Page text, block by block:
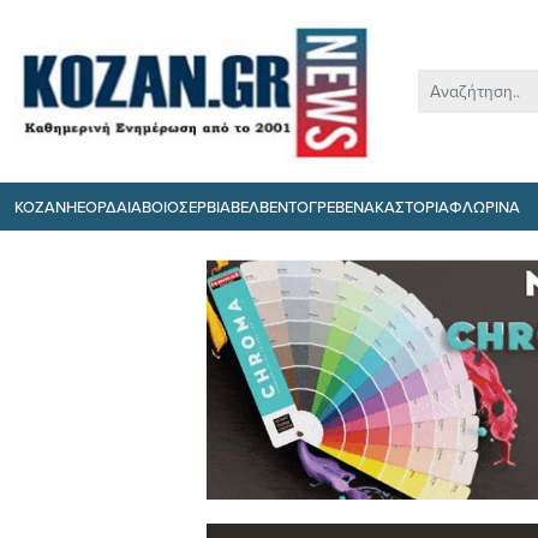
ΚΟΖΑΝΗΕΟΡΔΑΙΑΒΟΙΟΣΕΡΒΙΑΒΕΛΒΕΝΤΟΓΡΕΒΕΝΑΚΑΣΤΟΡΙΑΦΛΩΡΙΝΑ